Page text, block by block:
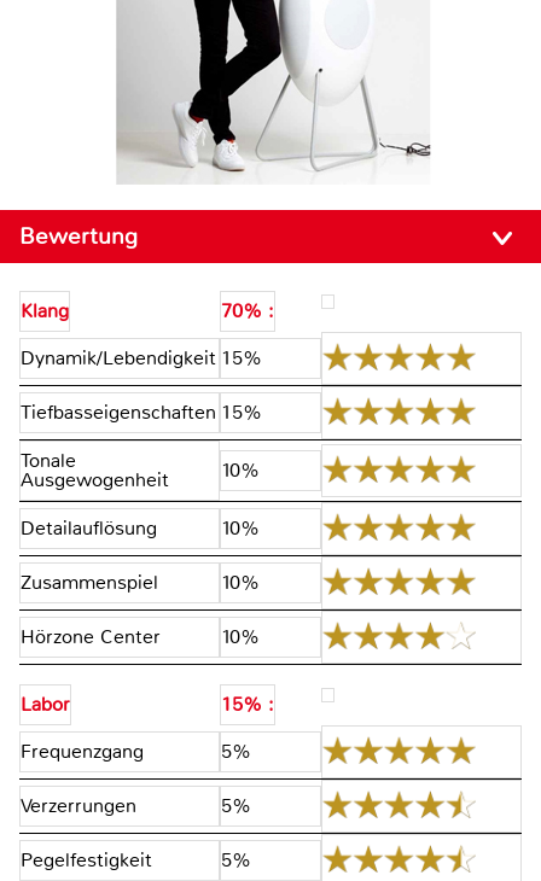
Bewertung
Klang
70% :
Dynamik/Lebendigkeit 15%
Tiefbasseigenschaften 15%
Tonale
Ausgewogenheit 10%
Detailauflösung 10%
Zusammenspiel 10%
Hörzone Center 10%
Labor
15% :
Frequenzgang
5%
Verzerrungen 5%
Pegelfestigkeit 5%